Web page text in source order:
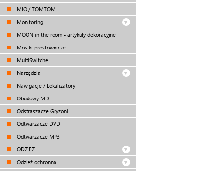
MIO / TOMTOM
Monitoring
MOON in the room - artykuły dekoracyjne
Mostki prostownicze
MultiSwitche
Narzędzia
Nawigacje / Lokalizatory
Obudowy MDF
Odstraszacze Gryzoni
Odtwarzacze DVD
Odtwarzacze MP3
ODZIEŻ
Odzież ochronna